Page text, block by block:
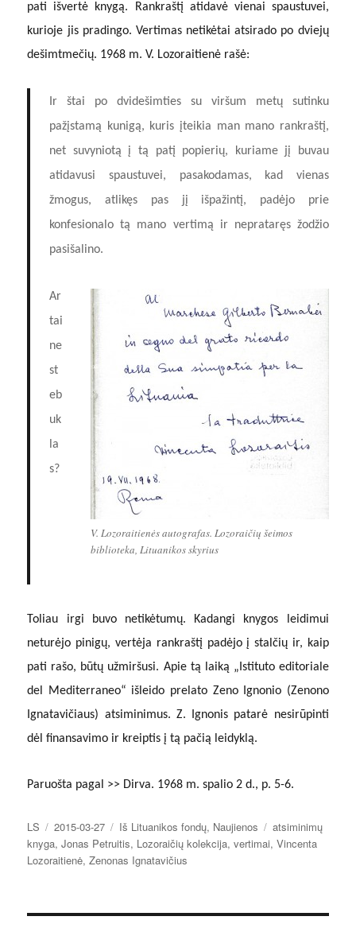
pati išvertė knygą. Rankraštį atidavė vienai spaustuvei,
kurioje jis pradingo. Vertimas netikėtai atsirado po dviejų
dešimtmečių. 1968 m. V. Lozoraitienė rašė:
Ir štai po dvidešimties su viršum metų sutinku
pažįstamą kunigą, kuris įteikia man mano rankraštį,
net suvyniotą į tą patį popierių, kuriame jį buvau
atidavusi spaustuvei, pasakodamas, kad vienas
žmogus, atlikęs pas jį išpažintį, padėjo prie
konfesionalo tą mano vertimą ir neprataręs žodžio
pasišalino.
V. Lozoraitienės autografas. Lozoraičių šeimos
biblioteka, Lituanikos skyrius
Ar
tai
ne
st
eb
uk
la
s?
Toliau irgi buvo netikėtumų. Kadangi knygos leidimui
neturėjo pinigų, vertėja rankraštį padėjo į stalčių ir, kaip
pati rašo, būtų užmiršusi. Apie tą laiką „Istituto editoriale
del Mediterraneo“ išleido prelato Zeno Ignonio (Zenono
Ignatavičiaus) atsiminimus. Z. Ignonis patarė nesirūpinti
dėl finansavimo ir kreiptis į tą pačią leidyklą.
Paruošta pagal >> Dirva. 1968 m. spalio 2 d., p. 5-6.
Autorius
LS Paskelbta
2015-03-27 Kategorijos
Iš Lituanikos fondų, Naujienos Žymos
atsiminimų
knyga,Jonas Petruitis, Lozoraičių kolekcija,vertimai,Vincenta
Lozoraitienė,Zenonas Ignatavičius